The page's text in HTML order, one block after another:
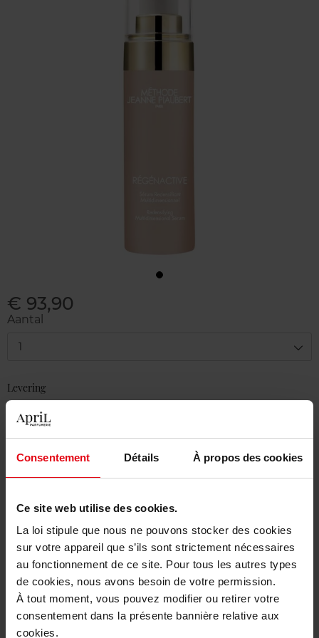
Consentement Détails À propos des cookies
Ce site web utilise des cookies.
La loi stipule que nous ne pouvons stocker des cookies
sur votre appareil que s’ils sont strictement nécessaires
au fonctionnement de ce site. Pour tous les autres types
de cookies, nous avons besoin de votre permission.
À tout moment, vous pouvez modifier ou retirer votre
consentement dans la présente bannière relative aux
cookies.
€ 93,90
Aantal
1
Levering
Voorradig
Gratis levering bij aankoop van min. 55€
Gratis verpakking
Beschrijving